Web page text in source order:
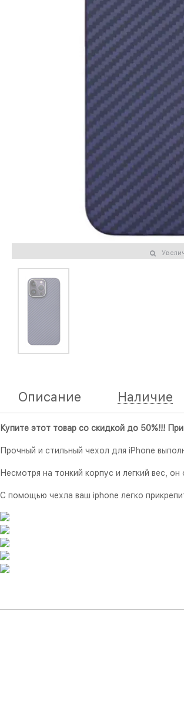
Описание Наличие
Купите этот товар со скидкой до 50%!!!
Прочный и стильный чехол для iPhone
Несмотря на тонкий корпус и легкий вес,
С помощью чехла ваш iphone легко